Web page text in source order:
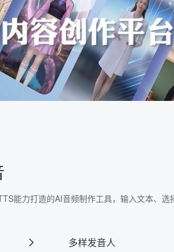
能力打造的AI音频制作工具，输入文本、选
多样发音人